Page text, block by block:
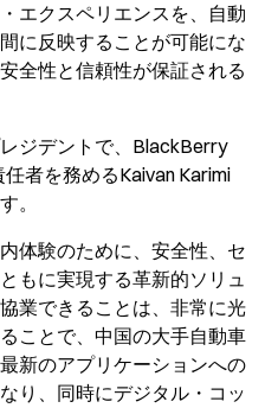
エクスペリエンスを、自動
に反映することが可能にな
全性と信頼性が保証される
ジデントで、BlackBerry
者を務めるKaivan Karimi
。
体験のために、安全性、セ
もに実現する革新的ソリュ
業できることは、非常に光
ことで、中国の大手自動車
新のアプリケーションへの
り、同時にデジタル・コッ